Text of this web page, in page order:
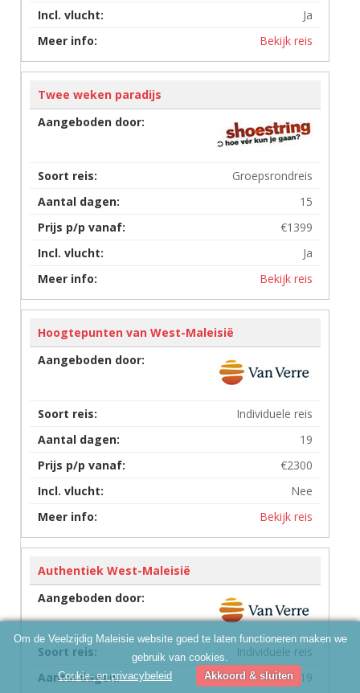
Ja
Bekijk reis
Twee weken paradijs
Groepsrondreis
15
€1399
Ja
Bekijk reis
Hoogtepunten van West-Maleisië
Individuele reis
19
€2300
Nee
Bekijk reis
Authentiek West-Maleisië
Individuele reis
19
Om de Veelzijdig Maleisie website goed te laten functioneren maken we
gebruik van cookies.
Cookie- en privacybeleid
Akkoord & sluiten